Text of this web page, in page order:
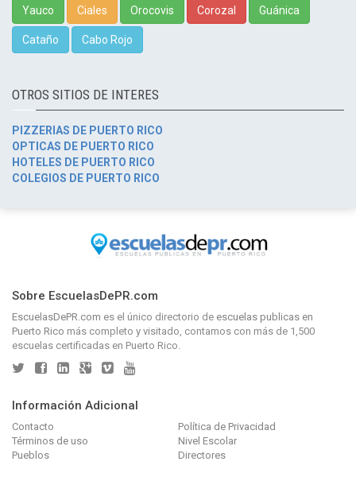
Yauco Ciales Orocovis Corozal Guánica
Cataño Cabo Rojo
OTROS SITIOS DE INTERES
PIZZERIAS DE PUERTO RICO
OPTICAS DE PUERTO RICO
HOTELES DE PUERTO RICO
COLEGIOS DE PUERTO RICO
Sobre EscuelasDePR.com
EscuelasDePR.com es el único directorio de escuelas publicas en
Puerto Rico más completo y visitado, contamos con más de 1,500
escuelas certificadas en Puerto Rico.
Información Adicional
Contacto
Política de Privacidad
Términos de uso
Nivel Escolar
Pueblos
Directores